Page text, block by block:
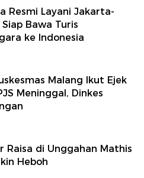
Resmi Layani Jakarta-
Bawa Turis
ke Indonesia
Malang Ikut Ejek
Meninggal, Dinkes
Raisa di Unggahan Mathis
Heboh